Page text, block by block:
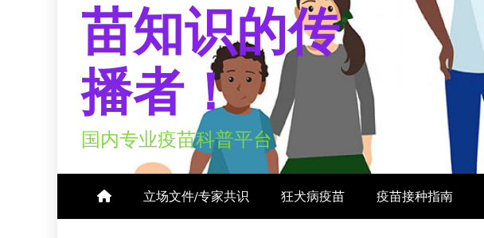
苗知识的传
播者！
国内专业疫苗科普平台
立场文件/专家共识 狂犬病疫苗 疫苗接种指南